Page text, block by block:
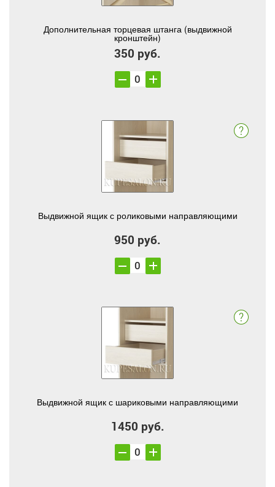
Дополнительная торцевая штанга (выдвижной
кронштейн)
350 руб.
Выдвижной ящик с роликовыми направляющими
950 руб.
Выдвижной ящик с шариковыми направляющими
1450 руб.